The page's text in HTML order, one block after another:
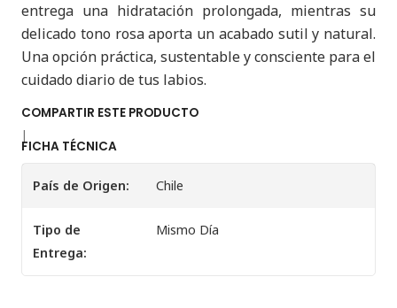
entrega una hidratación prolongada, mientras su
delicado tono rosa aporta un acabado sutil y natural.
Una opción práctica, sustentable y consciente para el
cuidado diario de tus labios.
COMPARTIR ESTE PRODUCTO
|
FICHA TÉCNICA
País de Origen: Chile
Tipo de
Entrega:
Mismo Día